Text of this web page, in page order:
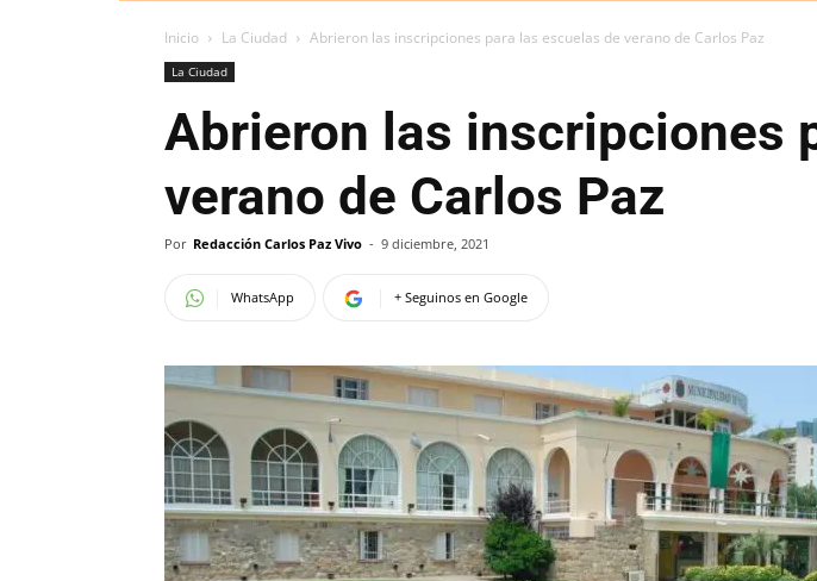
Inicio La Ciudad Abrieron las inscripciones para las escuelas de verano de Carlos Paz
La Ciudad
Abrieron las inscripciones
verano de Carlos Paz
Por Redacción Carlos Paz Vivo - 9 diciembre, 2021
WhatsApp + Seguinos en Google